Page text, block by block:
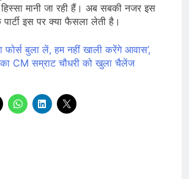
हिस्सा मानी जा रही हैं। अब सबकी नजर इस
पार्टी इस पर क्या फैसला लेती है।
फोर्स बुला लें, हम नहीं खाली करेंगे आवास’,
का CM सम्राट चौधरी को खुला चैलेंज